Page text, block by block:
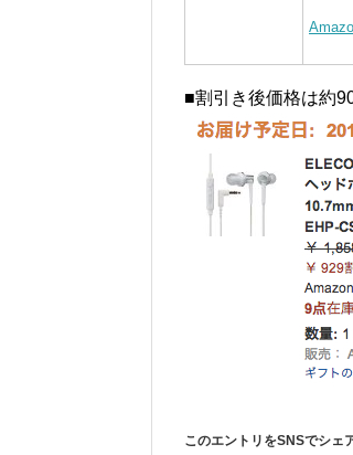
■割引き後価格は約
このエントリをSNSでシェ